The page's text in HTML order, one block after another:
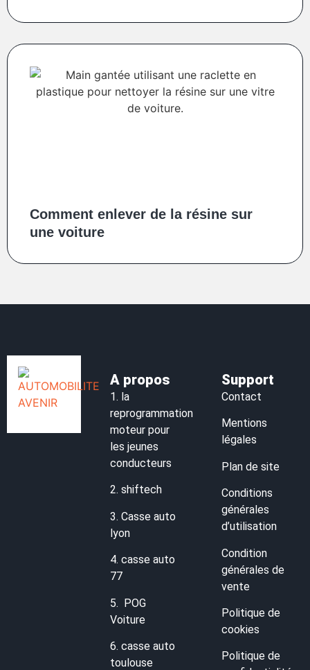
Comment enlever de la résine sur
une voiture
A propos
1. la
reprogrammation
moteur pour
les jeunes
conducteurs
2.shiftech
3.Casse auto
lyon
4.casse auto
77
5. POG
Voiture
6.casse auto
toulouse
Support
Contact
Mentions
légales
Plan de site
Conditions
générales
d’utilisation
Condition
générales de
vente
Politique de
cookies
Politique de